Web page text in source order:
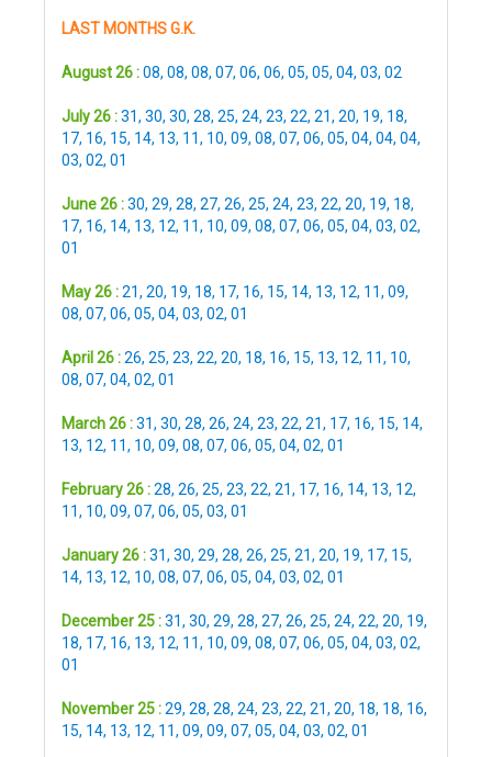
LAST MONTHS G.K.
August 26 :08, 08, 08, 07, 06, 06, 05, 05, 04, 03, 02
July 26 :31, 30, 30, 28, 25, 24, 23, 22, 21, 20, 19, 18,
17, 16, 15, 14, 13, 11, 10, 09, 08, 07, 06, 05, 04, 04, 04,
03, 02, 01
June 26 :30, 29, 28, 27, 26, 25, 24, 23, 22, 20, 19, 18,
17, 16, 14, 13, 12, 11, 10, 09, 08, 07, 06, 05, 04, 03, 02,
01
May 26 :21, 20, 19, 18, 17, 16, 15, 14, 13, 12, 11, 09,
08, 07, 06, 05, 04, 03, 02, 01
April 26 :26, 25, 23, 22, 20, 18, 16, 15, 13, 12, 11, 10,
08, 07, 04, 02, 01
March 26 :31, 30, 28, 26, 24, 23, 22, 21, 17, 16, 15, 14,
13, 12, 11, 10, 09, 08, 07, 06, 05, 04, 02, 01
February 26 :28, 26, 25, 23, 22, 21, 17, 16, 14, 13, 12,
11, 10, 09, 07, 06, 05, 03, 01
January 26 :31, 30, 29, 28, 26, 25, 21, 20, 19, 17, 15,
14, 13, 12, 10, 08, 07, 06, 05, 04, 03, 02, 01
December 25 :31, 30, 29, 28, 27, 26, 25, 24, 22, 20, 19,
18, 17, 16, 13, 12, 11, 10, 09, 08, 07, 06, 05, 04, 03, 02,
01
November 25 :29, 28, 28, 24, 23, 22, 21, 20, 18, 18, 16,
15, 14, 13, 12, 11, 09, 09, 07, 05, 04, 03, 02, 01